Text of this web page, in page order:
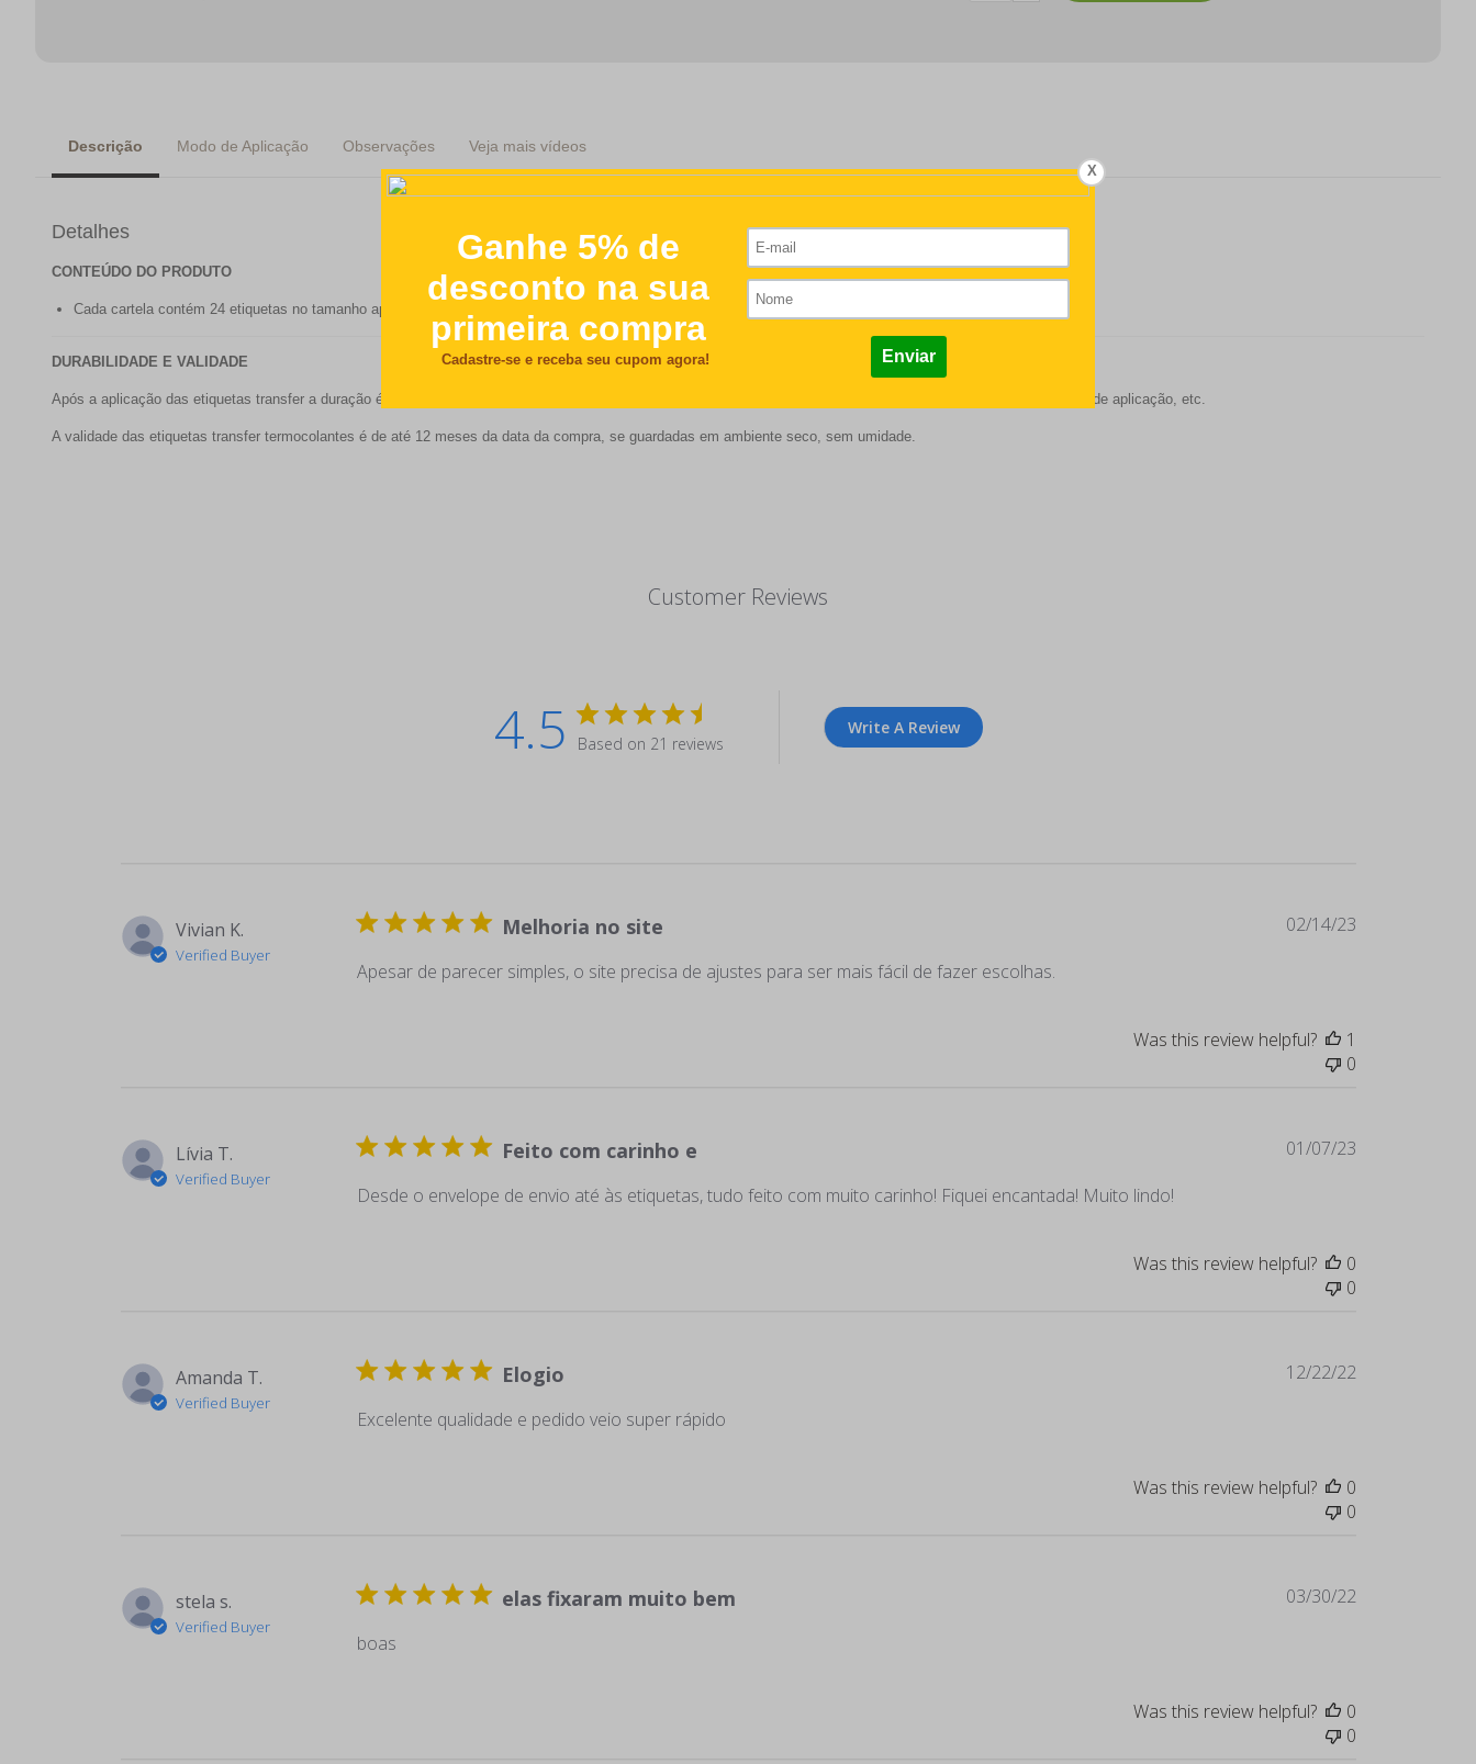
Descrição Modo de Aplicação Observações Veja mais vídeos
Detalhes
CONTEÚDO DO PRODUTO
Cada cartela contém 24 etiquetas no tamanho aproximado 2,5 cm x 6 mm;
DURABILIDADE E VALIDADE
Após a aplicação das etiquetas transfer a duração é de 05 a 12 meses ou mais, dependendo de uma série de fatores, como quantidade de lavagens, molho, forma de aplicação, etc.
A validade das etiquetas transfer termocolantes é de até 12 meses da data da compra, se guardadas em ambiente seco, sem umidade.
Customer Reviews
4.5 Based on 21 reviews
Write A Review
Vivian K.
Verified Buyer
Melhoria no site
Apesar de parecer simples, o site precisa de ajustes para ser mais fácil de fazer escolhas.
Published
02/14/23
Was this review helpful?
1
0
Lívia T.
Verified Buyer
Feito com carinho e
Desde o envelope de envio até às etiquetas, tudo feito com muito carinho! Fiquei encantada! Muito lindo!
Published
01/07/23
Was this review helpful?
0
0
Amanda T.
Verified Buyer
Elogio
Excelente qualidade e pedido veio super rápido
Published
12/22/22
Was this review helpful?
0
0
stela s.
Verified Buyer
elas fixaram muito bem
boas
Published
03/30/22
Was this review helpful?
0
0
X